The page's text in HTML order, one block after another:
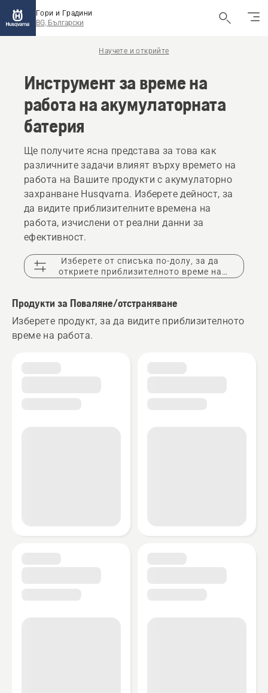
Гори и Градини
BG, Български
Научете и открийте
Инструмент за време на
работа на акумулаторната
батерия
Ще получите ясна представа за това как
различните задачи влияят върху времето на
работа на Вашите продукти с акумулаторно
захранване Husqvarna. Изберете дейност, за
да видите приблизителните времена на
работа, изчислени от реални данни за
ефективност.
Изберете от списъка по-долу, за да
откриете приблизителното време на
Продукти за Поваляне/отстраняване
Изберете продукт, за да видите приблизителното
време на работа.